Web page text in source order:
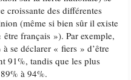
croissante des différentes
(même si bien sûr il existe
français »). Par exemple,
se déclarer « fiers » d’être
91%, tandis que les plus
à 94%.